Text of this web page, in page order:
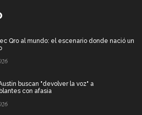
Qro al mundo: el escenario donde nació un
buscan "devolver la voz" a
con afasia